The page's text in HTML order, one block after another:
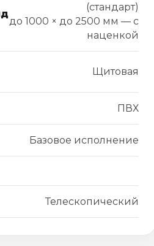
(стандарт)
до 1000 × до 2500 мм — с
наценкой
Щитовая
ПВХ
Базовое исполнение
Телескопический